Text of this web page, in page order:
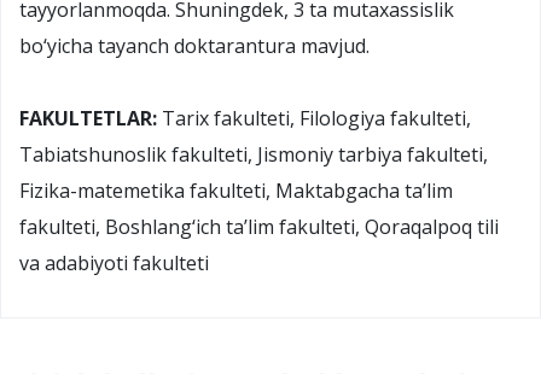
tayyorlanmoqda. Shuningdek, 3 ta mutaxassislik
bo‘yicha tayanch doktarantura mavjud.
FAKULTETLAR: Tarix fakulteti, Filologiya fakulteti,
Tabiatshunoslik fakulteti, Jismoniy tarbiya fakulteti,
Fizika-matemetika fakulteti, Maktabgacha ta’lim
fakulteti, Boshlang‘ich ta’lim fakulteti, Qoraqalpoq tili
va adabiyoti fakulteti